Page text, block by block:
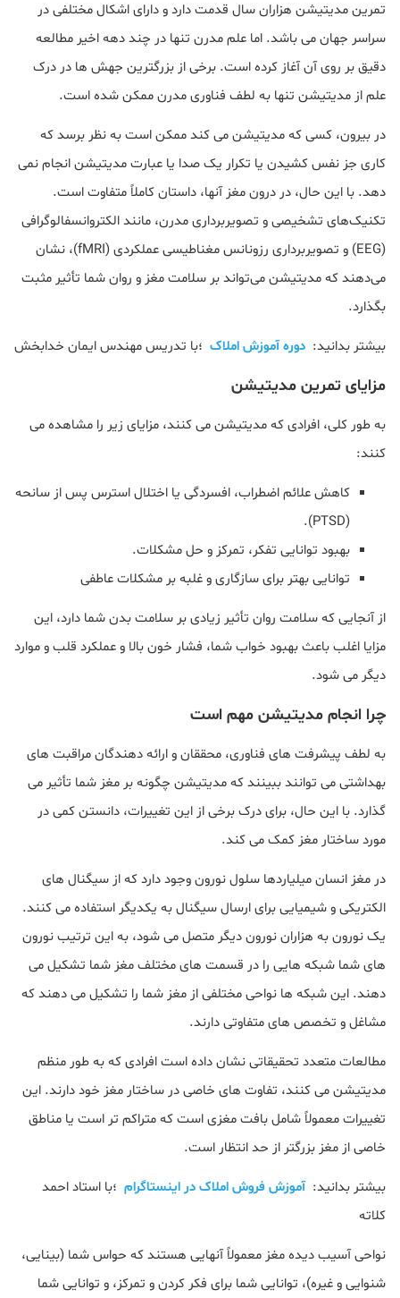
تمرین مدیتیشن هزاران سال قدمت دارد و دارای اشکال مختلفی در
سراسر جهان می باشد. اما علم مدرن تنها در چند دهه اخیر مطالعه
دقیق بر روی آن آغاز کرده است. برخی از بزرگترین جهش ها در درک
علم از مدیتیشن تنها به لطف فناوری مدرن ممکن شده است.
در بیرون، کسی که مدیتیشن می کند ممکن است به نظر برسد که
کاری جز نفس کشیدن یا تکرار یک صدا یا عبارت مدیتیشن انجام نمی
دهد. با این حال، در درون مغز آنها، داستان کاملاً متفاوت است.
تکنیک‌های تشخیصی و تصویربرداری مدرن، مانند الکتروانسفالوگرافی
(EEG) و تصویربرداری رزونانس مغناطیسی عملکردی (fMRI)، نشان
می‌دهند که مدیتیشن می‌تواند بر سلامت مغز و روان شما تأثیر مثبت
بگذارد.
بیشتر بدانید: دوره آموزش املاک ؛با تدریس مهندس ایمان خدابخش
مزایای تمرین مدیتیشن
به طور کلی، افرادی که مدیتیشن می کنند، مزایای زیر را مشاهده می
کنند:
کاهش علائم اضطراب، افسردگی یا اختلال استرس پس از سانحه
(PTSD).
بهبود توانایی تفکر، تمرکز و حل مشکلات.
توانایی بهتر برای سازگاری و غلبه بر مشکلات عاطفی
از آنجایی که سلامت روان تأثیر زیادی بر سلامت بدن شما دارد، این
مزایا اغلب باعث بهبود خواب شما، فشار خون بالا و عملکرد قلب و موارد
دیگر می شود.
چرا انجام مدیتیشن مهم است
به لطف پیشرفت های فناوری، محققان و ارائه دهندگان مراقبت های
بهداشتی می توانند ببینند که مدیتیشن چگونه بر مغز شما تأثیر می
گذارد. با این حال، برای درک برخی از این تغییرات، دانستن کمی در
مورد ساختار مغز کمک می کند.
در مغز انسان میلیاردها سلول نورون وجود دارد که از سیگنال های
الکتریکی و شیمیایی برای ارسال سیگنال به یکدیگر استفاده می کنند.
یک نورون به هزاران نورون دیگر متصل می شود، به این ترتیب نورون
های شما شبکه هایی را در قسمت های مختلف مغز شما تشکیل می
دهند. این شبکه ها نواحی مختلفی از مغز شما را تشکیل می دهند که
مشاغل و تخصص های متفاوتی دارند.
مطالعات متعدد تحقیقاتی نشان داده است افرادی که به طور منظم
مدیتیشن می کنند، تفاوت های خاصی در ساختار مغز خود دارند. این
تغییرات معمولاً شامل بافت مغزی است که متراکم تر است یا مناطق
خاصی از مغز بزرگتر از حد انتظار است.
بیشتر بدانید: آموزش فروش املاک در اینستاگرام ؛با استاد احمد
کلاته
نواحی آسیب دیده مغز معمولاً آنهایی هستند که حواس شما (بینایی،
شنوایی و غیره)، توانایی شما برای فکر کردن و تمرکز، و توانایی شما